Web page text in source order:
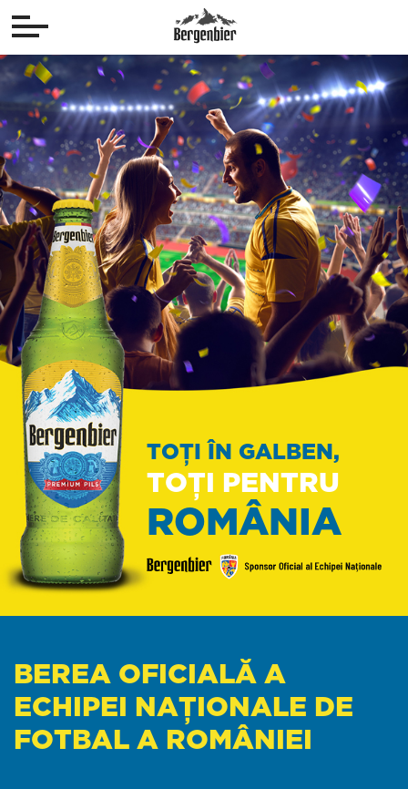
TOȚI ÎN GALBEN,
TOȚI PENTRU
ROMÂNIA
BEREA OFICIALĂ A
ECHIPEI NAȚIONALE DE
FOTBAL A ROMÂNIEI